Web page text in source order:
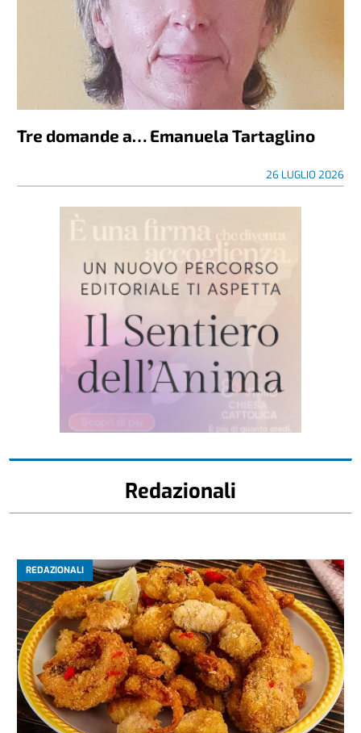
Tre domande a… Emanuela Tartaglino
26 LUGLIO 2026
Redazionali
REDAZIONALI